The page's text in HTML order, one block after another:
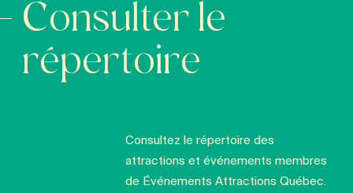
Consulter le
répertoire
Consultez le répertoire des
attractions et événements membres
de Événements Attractions Québec.